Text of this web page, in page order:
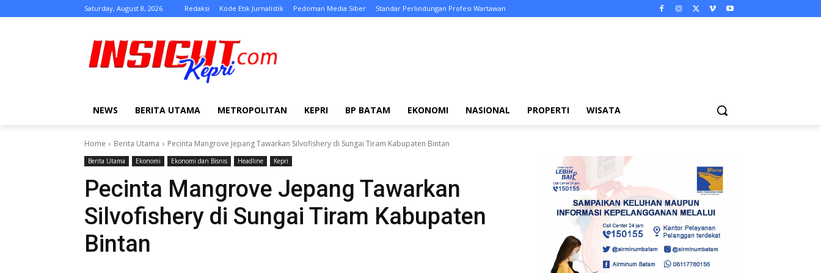
Saturday, August 8, 2026 Redaksi Kode Etik Jurnalistik Pedoman Media Siber Standar Perlindungan Profesi Wartawan
NEWS BERITA UTAMA METROPOLITAN KEPRI BP BATAM EKONOMI NASIONAL PROPERTI WISATA
Home Berita Utama Pecinta Mangrove Jepang Tawarkan Silvofishery di Sungai Tiram Kabupaten Bintan
Berita Utama Ekonomi Ekonomi dan Bisnis Headline Kepri
Pecinta Mangrove Jepang Tawarkan
Silvofishery di Sungai Tiram Kabupaten
Bintan